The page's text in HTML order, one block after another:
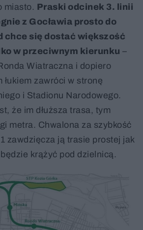
miasto. Praski odcinek 3. linii
z Gocławia prosto do
chce się dostać większość
w przeciwnym kierunku –
Wiatraczna i dopiero
łukiem zawróci w stronę
i Stadionu Narodowego.
że im dłuższa trasa, tym
metra. Chwalona za szybkość
zawdzięcza ją trasie prostej jak
krążyć pod dzielnicą.